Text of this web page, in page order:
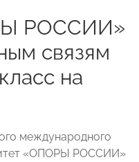
РОССИИ»
связям
на
международного
«ОПОРЫ РОССИИ»